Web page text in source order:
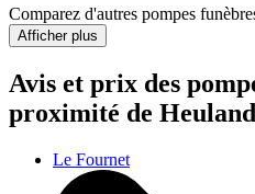
Comparez d'autres pompes
Afficher plus
Avis et prix des
proximité de Heuland
Le Fournet